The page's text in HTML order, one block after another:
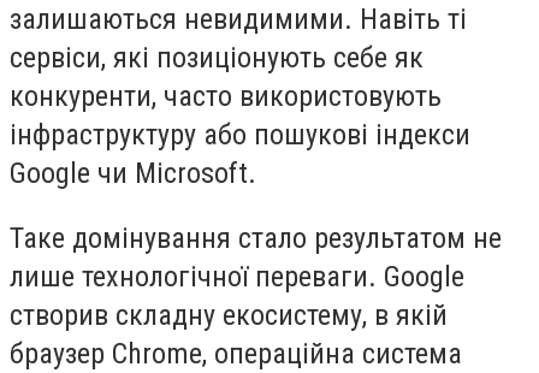
залишаються невидимими. Навіть ті
сервіси, які позиціонують себе як
конкуренти, часто використовують
інфраструктуру або пошукові індекси
Google чи Microsoft.
Таке домінування стало результатом не
лише технологічної переваги. Google
створив складну екосистему, в якій
браузер Chrome, операційна система